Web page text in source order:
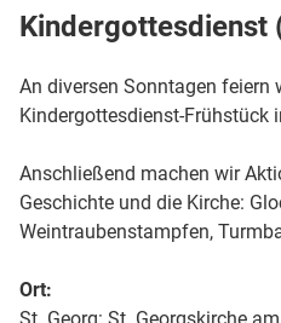
Kindergottesdienst
An diversen Sonntagen feiern
Kindergottesdienst-Frühstück
Anschließend machen wir
Geschichte und die Kirche:
Weintraubenstampfen,
Ort: